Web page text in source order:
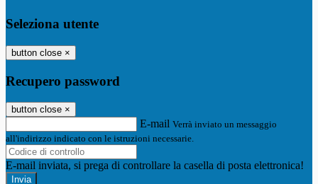
Seleziona utente
button close ×
Recupero password
button close ×
E-mail Verrà inviato un messaggio
all'indirizzo indicato con le istruzioni necessarie.
E-mail inviata, si prega di controllare la casella di posta elettronica!